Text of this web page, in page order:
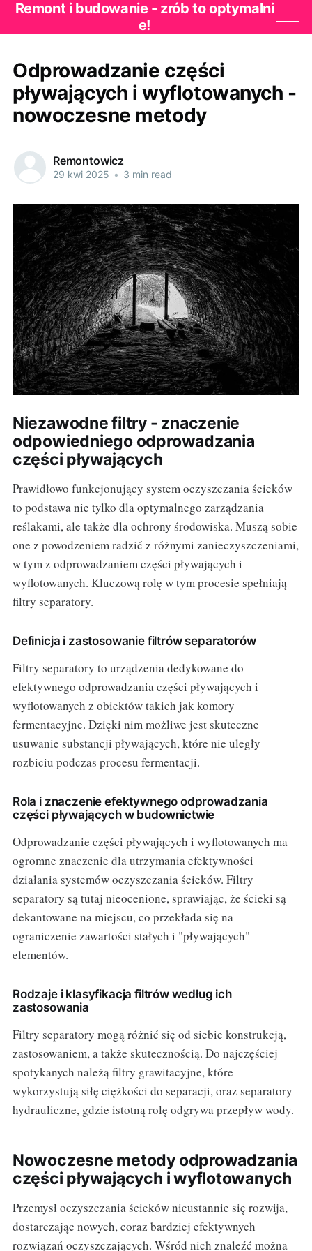
Remont i budowanie - zrób to optymalni
e!
Odprowadzanie części
pływających i wyflotowanych -
nowoczesne metody
Remontowicz
29 kwi 2025 • 3 min read
Niezawodne filtry - znaczenie
odpowiedniego odprowadzania
części pływających
Prawidłowo funkcjonujący system oczyszczania ścieków
to podstawa nie tylko dla optymalnego zarządzania
reślakami, ale także dla ochrony środowiska. Muszą sobie
one z powodzeniem radzić z różnymi zanieczyszczeniami,
w tym z odprowadzaniem części pływających i
wyflotowanych. Kluczową rolę w tym procesie spełniają
filtry separatory.
Definicja i zastosowanie filtrów separatorów
Filtry separatory to urządzenia dedykowane do
efektywnego odprowadzania części pływających i
wyflotowanych z obiektów takich jak komory
fermentacyjne. Dzięki nim możliwe jest skuteczne
usuwanie substancji pływających, które nie uległy
rozbiciu podczas procesu fermentacji.
Rola i znaczenie efektywnego odprowadzania
części pływających w budownictwie
Odprowadzanie części pływających i wyflotowanych ma
ogromne znaczenie dla utrzymania efektywności
działania systemów oczyszczania ścieków. Filtry
separatory są tutaj nieocenione, sprawiając, że ścieki są
dekantowane na miejscu, co przekłada się na
ograniczenie zawartości stałych i "pływających"
elementów.
Rodzaje i klasyfikacja filtrów według ich
zastosowania
Filtry separatory mogą różnić się od siebie konstrukcją,
zastosowaniem, a także skutecznością. Do najczęściej
spotykanych należą filtry grawitacyjne, które
wykorzystują siłę ciężkości do separacji, oraz separatory
hydrauliczne, gdzie istotną rolę odgrywa przepływ wody.
Nowoczesne metody odprowadzania
części pływających i wyflotowanych
Przemysł oczyszczania ścieków nieustannie się rozwija,
dostarczając nowych, coraz bardziej efektywnych
rozwiązań oczyszczających. Wśród nich znaleźć można